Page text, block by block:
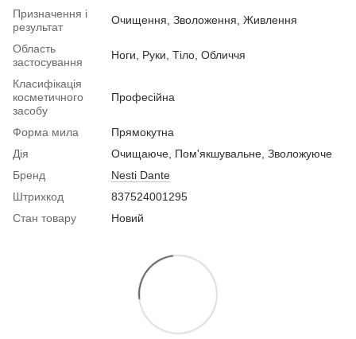
Призначення і
результат
Очищення, Зволоження, Живлення
Область
застосування
Ноги, Руки, Тіло, Обличчя
Класифікація
косметичного
засобу
Професійна
Форма мила
Прямокутна
Дія
Очищаюче, Пом'якшувальне, Зволожуюче
Бренд
Nesti Dante
Штрихкод
837524001295
Стан товару
Новий